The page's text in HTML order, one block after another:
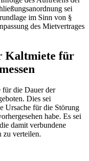
sei
im Sinn von §
des Mietvertrages
Kaltmiete für
für die Dauer der
Dies sei
Ursache für die Störung
habe. Es sei
damit verbundene
zu verteilen.